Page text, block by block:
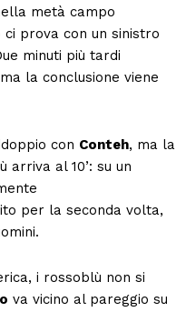
metà campo
ci prova con un sinistro
minuti più tardi
la conclusione viene
con Conteh, ma la
al 10’: su un
per la seconda volta,
i rossoblù non si
va vicino al pareggio su